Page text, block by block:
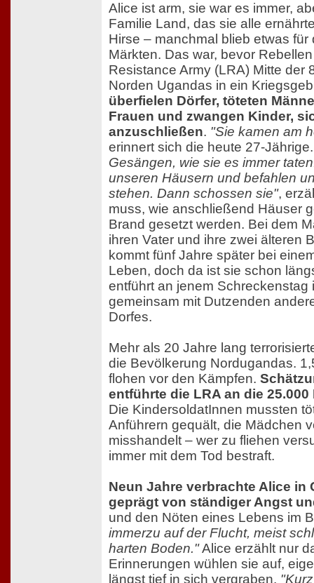
Alice ist arm, sie war es immer,
Familie Land, das sie alle
Hirse – manchmal blieb etwas
Märkten. Das war, bevor
Resistance Army (LRA) Mitte der
Norden Ugandas in ein
überfielen Dörfer, töteten
Frauen und zwangen Kinder,
anzuschließen. "Sie kamen am
erinnert sich die heute 27-
Gesängen, wie sie es immer
unseren Häusern und befahlen
stehen. Dann schossen sie",
muss, wie anschließend Häuser
Brand gesetzt werden. Bei dem
ihren Vater und ihre zwei älteren
kommt fünf Jahre später bei
Leben, doch da ist sie schon
entführt an jenem Schreckenstag
gemeinsam mit Dutzenden
Dorfes.
Mehr als 20 Jahre lang
die Bevölkerung Nordugandas.
flohen vor den Kämpfen.
entführte die LRA an die
Die KindersoldatInnen mussten
Anführern gequält, die Mädchen
misshandelt – wer zu fliehen
immer mit dem Tod bestraft.
Neun Jahre verbrachte Alice in
geprägt von ständiger Angst
und den Nöten eines Lebens im
immerzu auf der Flucht, meist
harten Boden."Alice erzählt nur
Erinnerungen wühlen sie auf,
längst tief in sich vergraben.